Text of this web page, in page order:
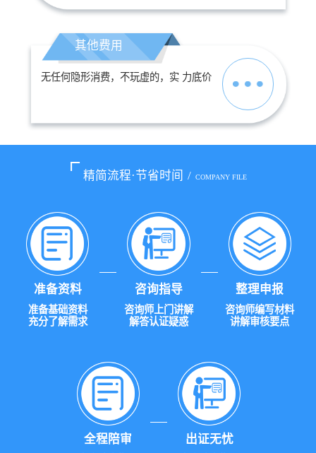
其他费用
无任何隐形消费，不玩虚的，实 力底价
精简流程·节省时间 / COMPANY FILE
准备资料
准备基础资料
充分了解需求
咨询指导
咨询师上门讲解
解答认证疑惑
整理申报
咨询师编写材料
讲解审核要点
全程陪审 出证无忧